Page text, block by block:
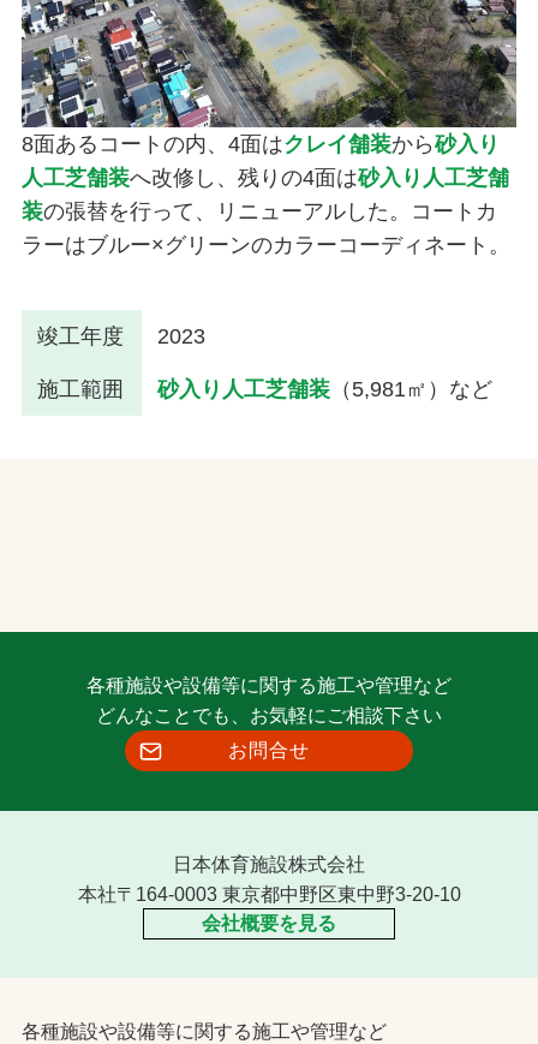
8面あるコートの内、4面はクレイ舗装から砂入り
人工芝舗装へ改修し、残りの4面は砂入り人工芝舗
装の張替を行って、リニューアルした。コートカ
ラーはブルー×グリーンのカラーコーディネート。
竣工年度 2023
施工範囲 砂入り人工芝舗装 （5,981㎡）など
各種施設や設備等に関する施工や管理など
どんなことでも、お気軽にご相談下さい
お問合せ
日本体育施設株式会社
本社〒164-0003 東京都中野区東中野3-20-10
会社概要を見る
各種施設や設備等に関する施工や管理など